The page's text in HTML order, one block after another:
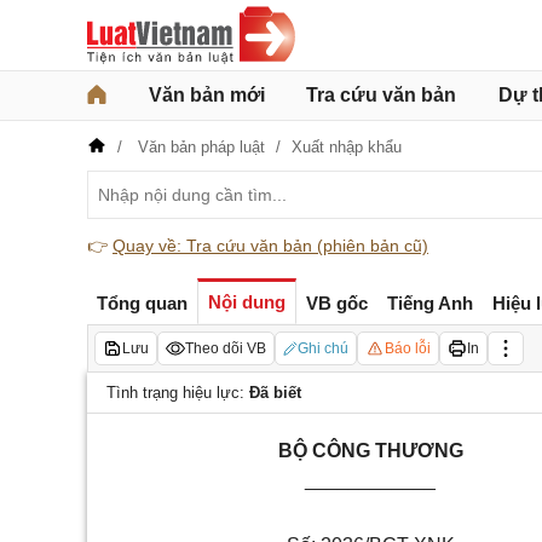
Văn bản mới Tra cứu văn bản Dự
Văn bản pháp luật Xuất nhập khẩu
👉 Quay về: Tra cứu văn bản (phiên bản cũ)
Tổng quan Nội dung VB gốc Tiếng Anh Hiệu
Lưu Theo dõi VB Ghi chú Báo lỗi In
Tình trạng hiệu lực: Đã biết
BỘ CÔNG THƯƠNG